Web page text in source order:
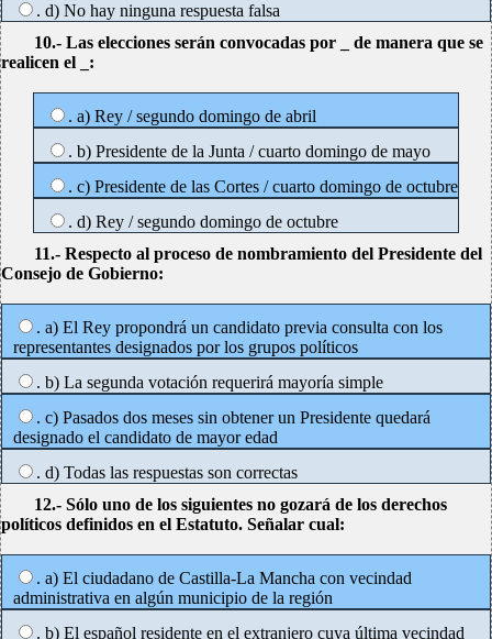
. d) No hay ninguna respuesta falsa
10.- Las elecciones serán convocadas por _ de manera que se
realicen el _:
. a) Rey / segundo domingo de abril
. b) Presidente de la Junta / cuarto domingo de mayo
. c) Presidente de las Cortes / cuarto domingo de octubre
. d) Rey / segundo domingo de octubre
11.- Respecto al proceso de nombramiento del Presidente del
Consejo de Gobierno:
. a) El Rey propondrá un candidato previa consulta con los
representantes designados por los grupos políticos
. b) La segunda votación requerirá mayoría simple
. c) Pasados dos meses sin obtener un Presidente quedará
designado el candidato de mayor edad
. d) Todas las respuestas son correctas
12.- Sólo uno de los siguientes no gozará de los derechos
políticos definidos en el Estatuto. Señalar cual:
. a) El ciudadano de Castilla-La Mancha con vecindad
administrativa en algún municipio de la región
. b) El español residente en el extranjero cuya última vecindad